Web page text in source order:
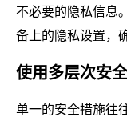
不必要的隐私信息
备上的隐私设置，
使用多层次安
单一的安全措施往